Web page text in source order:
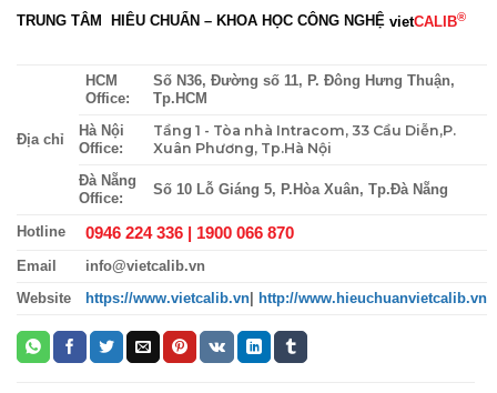
TRUNG TÂM HIÊU CHUẨN – KHOA HỌC CÔNG NGHỆ vietCALIB®
Địa chỉ
HCM
Office:
Số N36, Đường số 11, P. Đông Hưng Thuận,
Tp.HCM
Hà Nội
Office:
Tầng 1 - Tòa nhà Intracom, 33 Cầu Diễn,P.
Xuân Phương, Tp.Hà Nội
Đà Nẵng
Office:
Số 10 Lỗ Giáng 5, P.Hòa Xuân, Tp.Đà Nẵng
Hotline 0946 224 336 | 1900 066 870
Email info@vietcalib.vn
Website https://www.vietcalib.vn http://www.hieuchuanvietcalib.vn